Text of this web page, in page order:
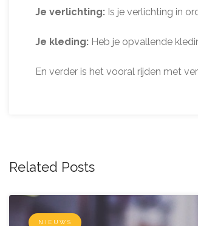
Je verlichting: Is je verlichting in
Je kleding: Heb je opvallende
En verder is het vooral rijden met
Related Posts
NIEUWS